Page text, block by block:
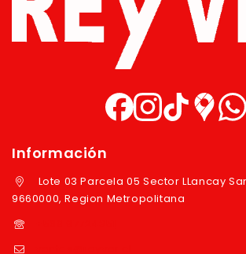
Información
Lote 03 Parcela 05 Sector LLancay
9660000, Region Metropolitana